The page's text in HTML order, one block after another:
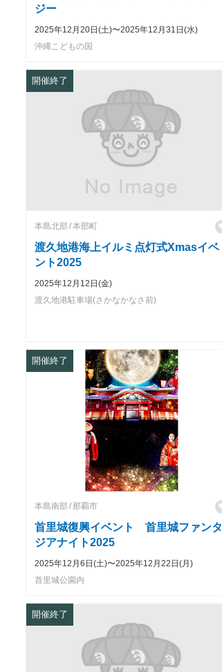
ジー
2025年12月20日(土)〜2025年12月31日(水)
沖縄こどもの国
開催終了
本島北部 本部町
渡久地港海上イルミ点灯式Xmasイベ
ント2025
2025年12月12日(金)
渡久地港駐車場(さかなかなさ前)
開催終了
本島南部 那覇市
首里城復興イベント 首里城ファンタ
ジアナイト2025
2025年12月6日(土)〜2025年12月22日(月)
首里城公園内
開催終了